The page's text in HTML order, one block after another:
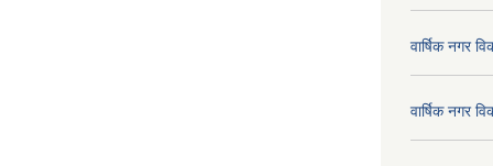
वार्षिक नगर
वार्षिक नगर